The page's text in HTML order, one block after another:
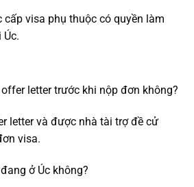
cấp visa phụ thuộc có quyền làm
letter trước khi nộp đơn không?
letter và được nhà tài trợ đề cử
visa.
ở Úc không?